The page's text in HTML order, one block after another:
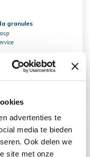
advertenties te
media te bieden
Ook delen we
site met onze
granules